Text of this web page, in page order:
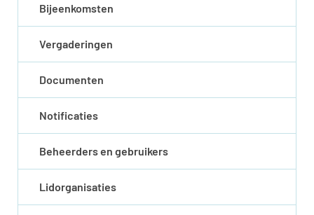
Bijeenkomsten
Vergaderingen
Documenten
Notificaties
Beheerders en gebruikers
Lidorganisaties